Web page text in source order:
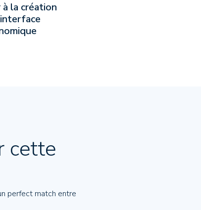
la création
interface
cette
perfect match entre